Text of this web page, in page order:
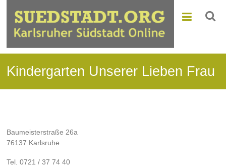
Kindergarten Unserer Lieben Frau
Baumeisterstraße 26a
76137 Karlsruhe
Tel. 0721 / 37 74 40